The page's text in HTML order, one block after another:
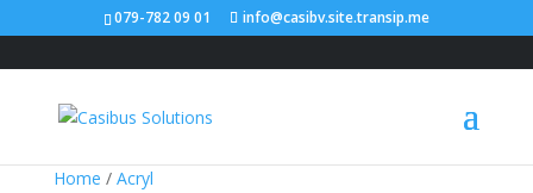
079-782 09 01 info@casibv.site.transip.me
Home / Acryl